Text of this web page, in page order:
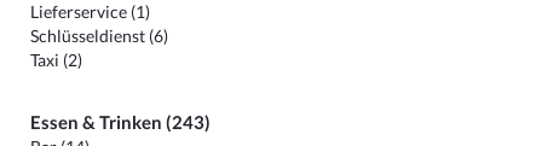
Lieferservice (1)
Schlüsseldienst (6)
Taxi (2)
Essen & Trinken (243)